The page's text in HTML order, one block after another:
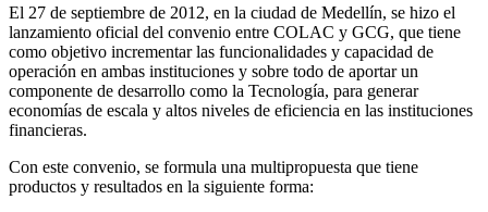
El 27 de septiembre de 2012, en la ciudad de Medellín, se hizo el
lanzamiento oficial del convenio entre COLAC y GCG, que tiene
como objetivo incrementar las funcionalidades y capacidad de
operación en ambas instituciones y sobre todo de aportar un
componente de desarrollo como la Tecnología, para generar
economías de escala y altos niveles de eficiencia en las instituciones
financieras.
Con este convenio, se formula una multipropuesta que tiene
productos y resultados en la siguiente forma: